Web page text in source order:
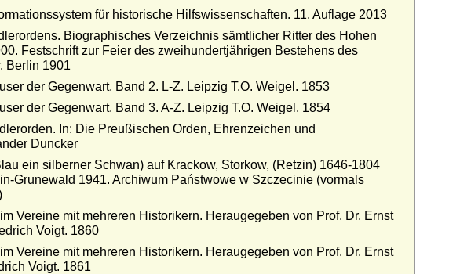
für historische Hilfswissenschaften. 11. Auflage 2013
Biographisches Verzeichnis sämtlicher Ritter des Hohen
Festschrift zur Feier des zweihundertjährigen Bestehens des
Berlin 1901
der Gegenwart. Band 2. L-Z. Leipzig T.O. Weigel. 1853
der Gegenwart. Band 3. A-Z. Leipzig T.O. Weigel. 1854
In: Die Preußischen Orden, Ehrenzeichen und
Duncker
ein silberner Schwan) auf Krackow, Storkow, (Retzin) 1646-1804
Grunewald 1941. Archiwum Państwowe w Szczecinie (vormals
Vereine mit mehreren Historikern. Heraugegeben von Prof. Dr. Ernst
Voigt. 1860
Vereine mit mehreren Historikern. Heraugegeben von Prof. Dr. Ernst
Voigt. 1861